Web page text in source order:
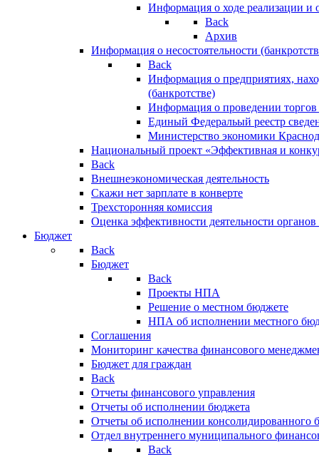
Информация о ходе реализации
Back
Архив
Информация о несостоятельности
Back
Информация о предприятиях,
(банкротстве)
Информация о проведении
Единый Федеральый реестр
Министерство экономики
Национальный проект «Эффективная и
Back
Внешнеэкономическая деятельность
Скажи нет зарплате в конверте
Трехсторонняя комиссия
Оценка эффективности деятельности
Бюджет
Back
Бюджет
Back
Проекты НПА
Решение о местном бюджете
НПА об исполнении местного
Соглашения
Мониторинг качества финансового
Бюджет для граждан
Back
Отчеты финансового управления
Отчеты об исполнении бюджета
Отчеты об исполнении консолидированного
Отдел внутреннего муниципального
Back